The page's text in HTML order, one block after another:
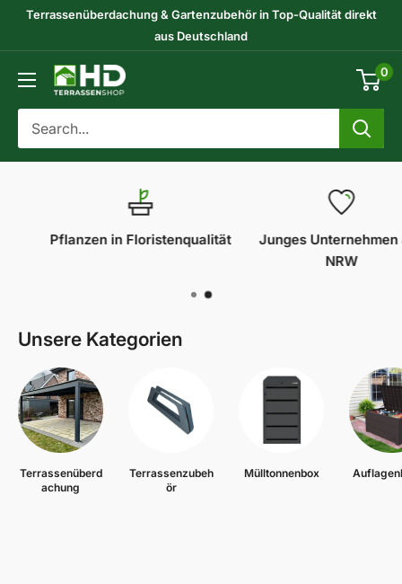
SkipTerrassenüberdachung & Gartenzubehör in Top-Qualität direkt
aus Deutschland
HD-
Terrassenshop
GmbH
0
Pflanzen in Floristenqualität
Junges Unternehmen aus
Unsere Kategorien
Terrassenüberd
achung
Terrassenzubeh
ör
Mülltonnenbox